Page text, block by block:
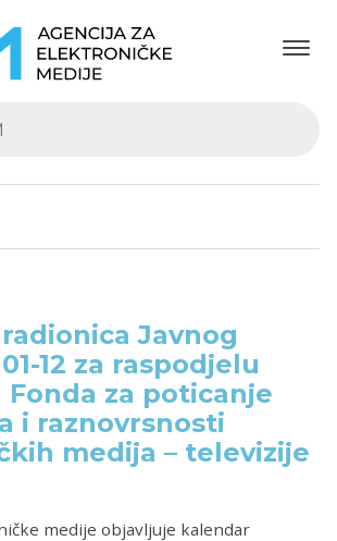
Javnog
12 za raspodjelu
Fonda za poticanje
i raznovrsnosti
medija – televizije
medije objavljuje kalendar